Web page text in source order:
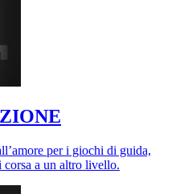
per i giochi di guida,
a un altro livello.